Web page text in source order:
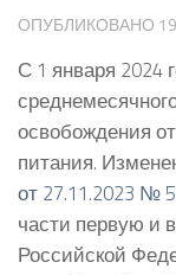
ОПУБЛИКОВАНО
С 1 января 2024
освобождения
питания.
от 27.11.2023 №
части первую и
Российской